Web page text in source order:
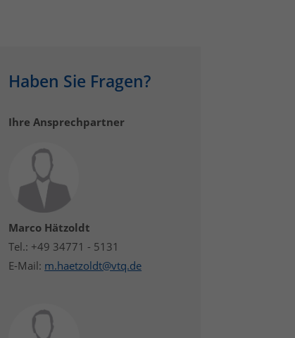
Haben Sie Fragen?
Ihre Ansprechpartner
Marco Hätzoldt
Tel.: +49 34771 - 5131
E-Mail: m.haetzoldt@vtq.de